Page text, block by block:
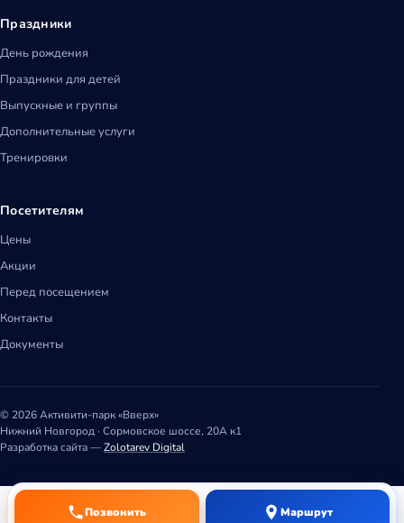
Праздники
День рождения
Праздники для детей
Выпускные и группы
Дополнительные услуги
Тренировки
Посетителям
Цены
Акции
Перед посещением
Контакты
Документы
© 2026 Активити-парк «Вверх»
Нижний Новгород · Сормовское шоссе, 20А к1
Разработка сайта —Zolotarev Digital
Позвонить Маршрут